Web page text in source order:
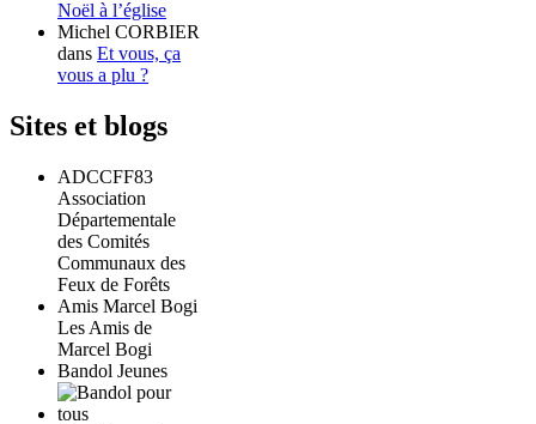
Noël à l’église
Michel CORBIER
dans Et vous, ça
vous a plu ?
Sites et blogs
ADCCFF83
Association
Départementale
des Comités
Communaux des
Feux de Forêts
Amis Marcel Bogi
Les Amis de
Marcel Bogi
Bandol Jeunes